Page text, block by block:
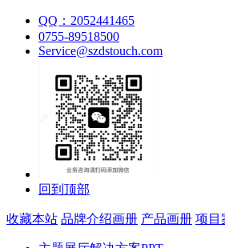
QQ：2052441465
0755-89518500
Service@szdstouch.com
回到顶部
收藏本站 品牌介绍画册 产品画册 项目